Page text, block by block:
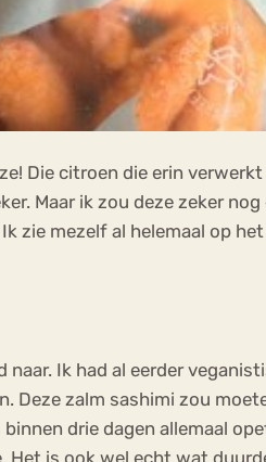
Die citroen die erin
Maar ik zou deze zeker
zie mezelf al helemaal op
Ik had al eerder
Deze zalm sashimi zou
drie dagen allemaal